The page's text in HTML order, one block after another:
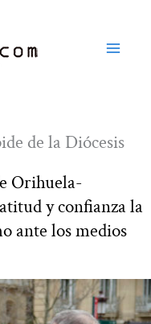
de la Diócesis
Orihuela-
y confianza la
ante los medios